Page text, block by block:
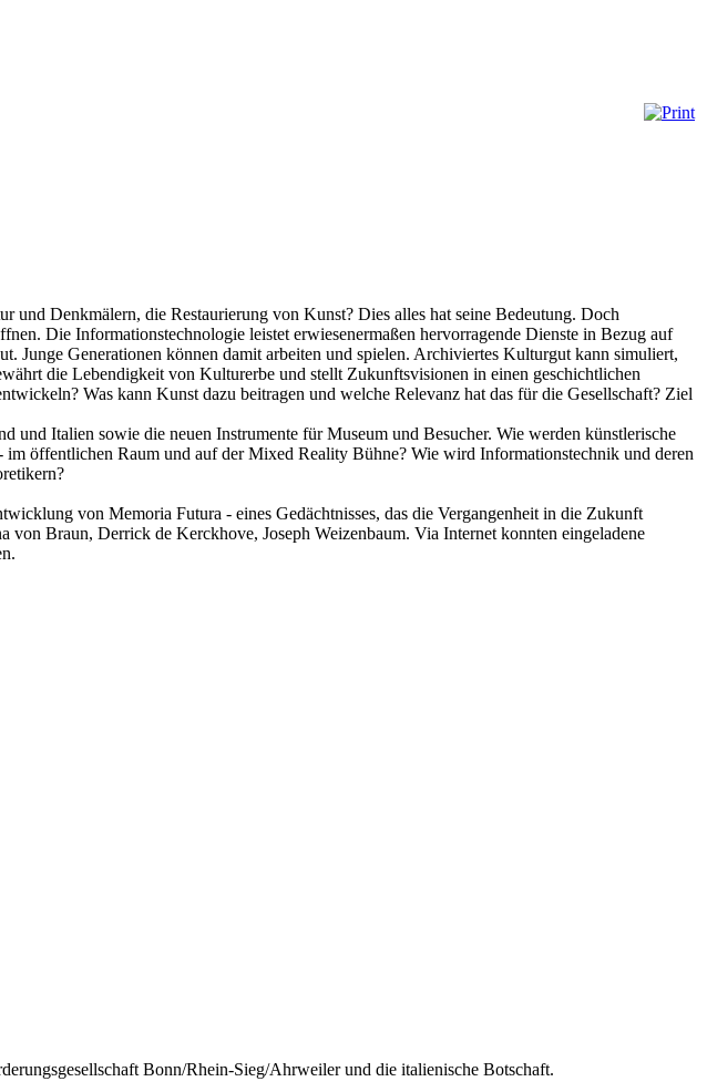
Denkmälern, die Restaurierung von Kunst? Dies alles hat seine Bedeutung. Doch
Die Informationstechnologie leistet erwiesenermaßen hervorragende Dienste in Bezug auf
Junge Generationen können damit arbeiten und spielen. Archiviertes Kulturgut kann simuliert,
die Lebendigkeit von Kulturerbe und stellt Zukunftsvisionen in einen geschichtlichen
Was kann Kunst dazu beitragen und welche Relevanz hat das für die Gesellschaft? Ziel
Italien sowie die neuen Instrumente für Museum und Besucher. Wie werden künstlerische
öffentlichen Raum und auf der Mixed Reality Bühne? Wie wird Informationstechnik und deren
von Memoria Futura - eines Gedächtnisses, das die Vergangenheit in die Zukunft
Braun, Derrick de Kerckhove, Joseph Weizenbaum. Via Internet konnten eingeladene
Bonn/Rhein-Sieg/Ahrweiler und die italienische Botschaft.